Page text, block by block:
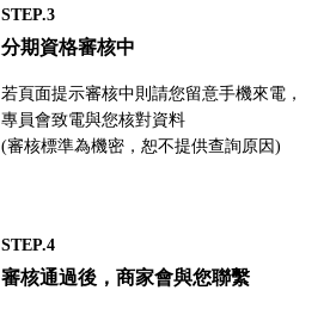
STEP.3
分期資格審核中
若頁面提示審核中則請您留意手機來電，
專員會致電與您核對資料
(審核標準為機密，恕不提供查詢原因)
STEP.4
審核通過後，商家會與您聯繫